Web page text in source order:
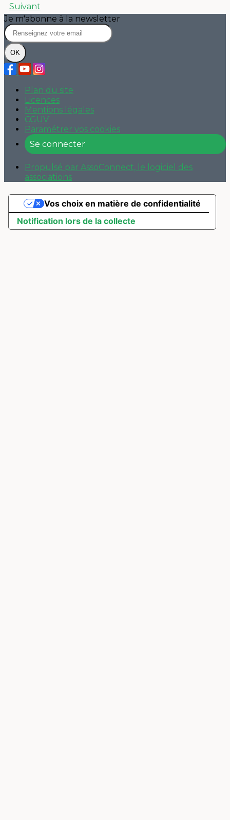
Suivant
Je m'abonne à la newsletter
OK
Plan du site
Licences
Mentions légales
CGUV
Paramétrer vos cookies
Se connecter
Propulsé par AssoConnect, le logiciel des
associations
Notification lors de la collecte
Vos choix en matière de confidentialité